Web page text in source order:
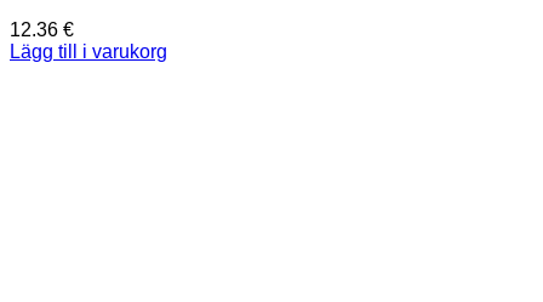
12.36 €
Lägg till i varukorg